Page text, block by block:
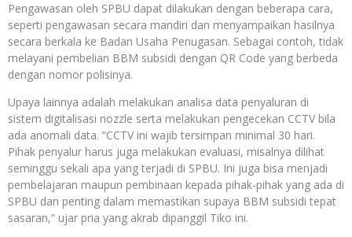
Pengawasan oleh SPBU dapat dilakukan dengan beberapa cara,
seperti pengawasan secara mandiri dan menyampaikan hasilnya
secara berkala ke Badan Usaha Penugasan. Sebagai contoh, tidak
melayani pembelian BBM subsidi dengan QR Code yang berbeda
dengan nomor polisinya.
Upaya lainnya adalah melakukan analisa data penyaluran di
sistem digitalisasi nozzle serta melakukan pengecekan CCTV bila
ada anomali data. “CCTV ini wajib tersimpan minimal 30 hari.
Pihak penyalur harus juga melakukan evaluasi, misalnya dilihat
seminggu sekali apa yang terjadi di SPBU. Ini juga bisa menjadi
pembelajaran maupun pembinaan kepada pihak-pihak yang ada di
SPBU dan penting dalam memastikan supaya BBM subsidi tepat
sasaran,” ujar pria yang akrab dipanggil Tiko ini.